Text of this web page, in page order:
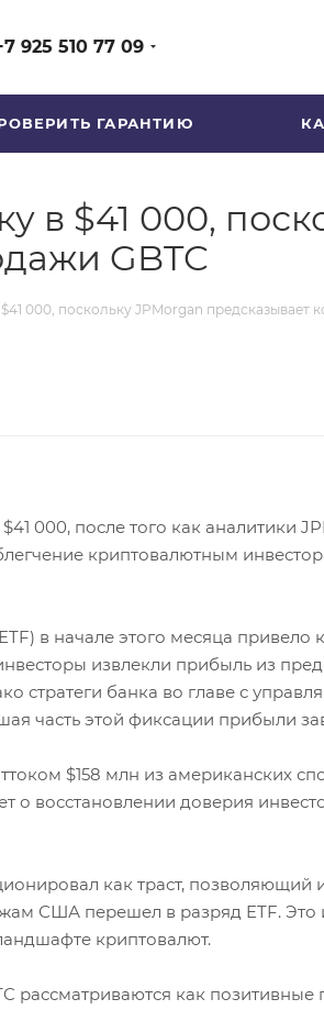
925 510 77 09
ГАРАНТИЮ
в $41 000,
GBTC
000, поскольку JPMorgan предсказывает
000, после того как аналитики
криптовалютным
в начале этого месяца привело
извлекли прибыль из
стратеги банка во главе с
часть этой фиксации прибыли
$158 млн из американских
о восстановлении доверия
как траст,
США перешел в разряд ETF. Это
криптовалют.
рассматриваются как